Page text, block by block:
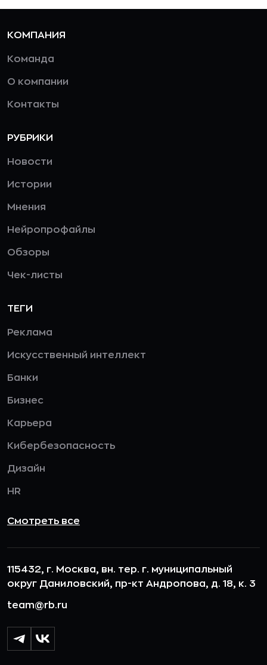
КОМПАНИЯ
Команда
О компании
Контакты
РУБРИКИ
Новости
Истории
Мнения
Нейропрофайлы
Обзоры
Чек-листы
ТЕГИ
Реклама
Искусственный интеллект
Банки
Бизнес
Карьера
Кибербезопасность
Дизайн
HR
Смотреть все
115432, г. Москва, вн. тер. г. муниципальный
округ Даниловский, пр-кт Андропова, д. 18, к. 3
team@rb.ru